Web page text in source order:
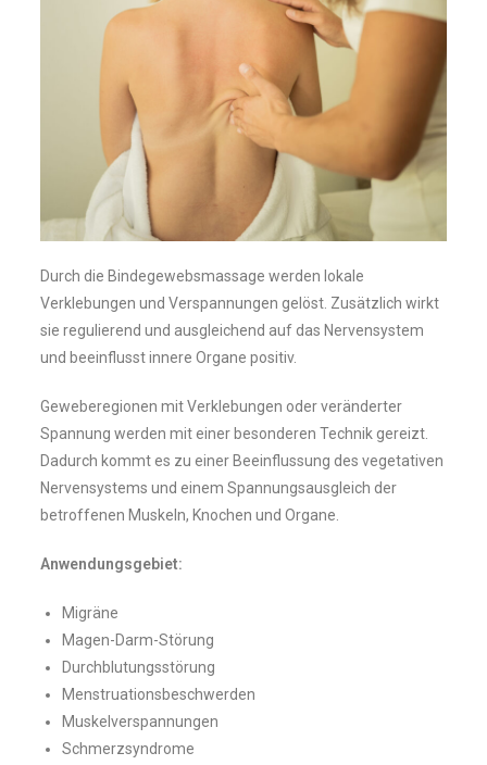
Durch die Bindegewebsmassage werden lokale
Verklebungen und Verspannungen gelöst. Zusätzlich wirkt
sie regulierend und ausgleichend auf das Nervensystem
und beeinflusst innere Organe positiv.
Geweberegionen mit Verklebungen oder veränderter
Spannung werden mit einer besonderen Technik gereizt.
Dadurch kommt es zu einer Beeinflussung des vegetativen
Nervensystems und einem Spannungsausgleich der
betroffenen Muskeln, Knochen und Organe.
Anwendungsgebiet:
Migräne
Magen-Darm-Störung
Durchblutungsstörung
Menstruationsbeschwerden
Muskelverspannungen
Schmerzsyndrome